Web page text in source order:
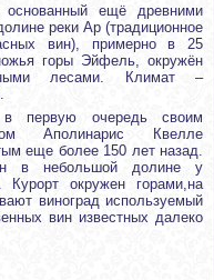
ещё древними
реки Ар (традиционное
вин), примерно в 25
горы Эйфель, окружён
лесами. Климат –
в первую очередь своим
Аполинарис Квелле
еще более 150 лет назад.
в небольшой долине у
окружен горами,на
виноград используемый
вин известных далеко